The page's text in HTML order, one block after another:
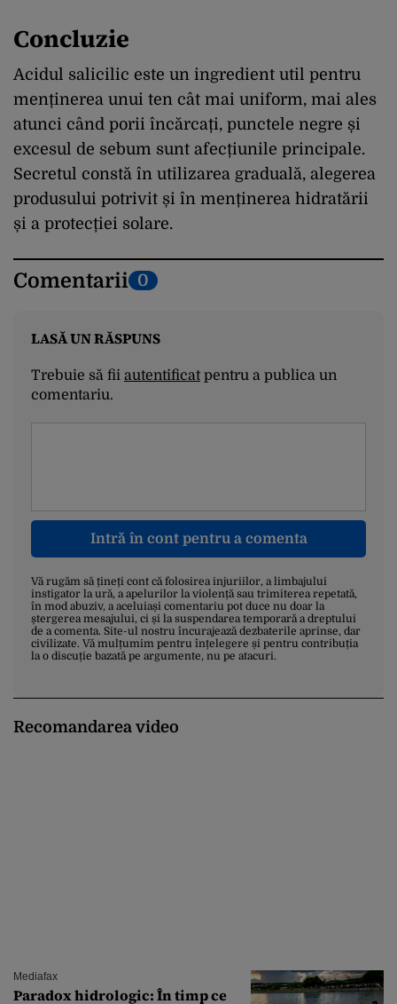
Concluzie
Acidul salicilic este un ingredient util pentru
menținerea unui ten cât mai uniform, mai ales
atunci când porii încărcați, punctele negre și
excesul de sebum sunt afecțiunile principale.
Secretul constă în utilizarea graduală, alegerea
produsului potrivit și în menținerea hidratării
și a protecției solare.
Comentarii 0
LASĂ UN RĂSPUNS
Trebuie să fii autentificatpentru a publica un
comentariu.
Intră în cont pentru a comenta
Vă rugăm să țineți cont că folosirea injuriilor, a limbajului
instigator la ură, a apelurilor la violență sau trimiterea repetată,
în mod abuziv, a aceluiași comentariu pot duce nu doar la
ștergerea mesajului, ci și la suspendarea temporară a dreptului
de a comenta. Site-ul nostru încurajează dezbaterile aprinse, dar
civilizate. Vă mulțumim pentru înțelegere și pentru contribuția
la o discuție bazată pe argumente, nu pe atacuri.
Recomandarea video
Mediafax
Paradox hidrologic: În timp ce